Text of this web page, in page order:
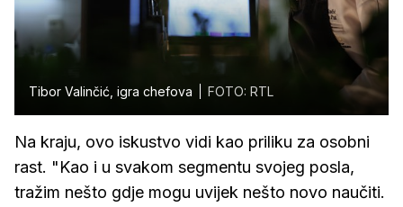
Tibor Valinčić, igra chefova FOTO: RTL
Na kraju, ovo iskustvo vidi kao priliku za osobni
rast. "Kao i u svakom segmentu svojeg posla,
tražim nešto gdje mogu uvijek nešto novo naučiti.